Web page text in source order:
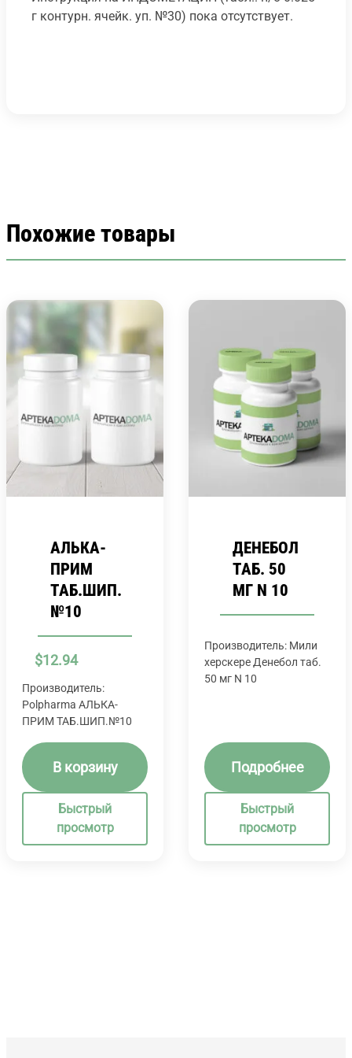
г контурн. ячейк. уп. №30) пока отсутствует.
Похожие товары
АЛЬКА-
ПРИМ
ТАБ.ШИП.
№10
$12.94
Производитель:
Polpharma АЛЬКА-
ПРИМ ТАБ.ШИП.№10
В корзину
Быстрый
просмотр
ДЕНЕБОЛ
ТАБ. 50
МГ N 10
Производитель: Мили
херскере Денебол таб.
50 мг N 10
Подробнее
Быстрый
просмотр